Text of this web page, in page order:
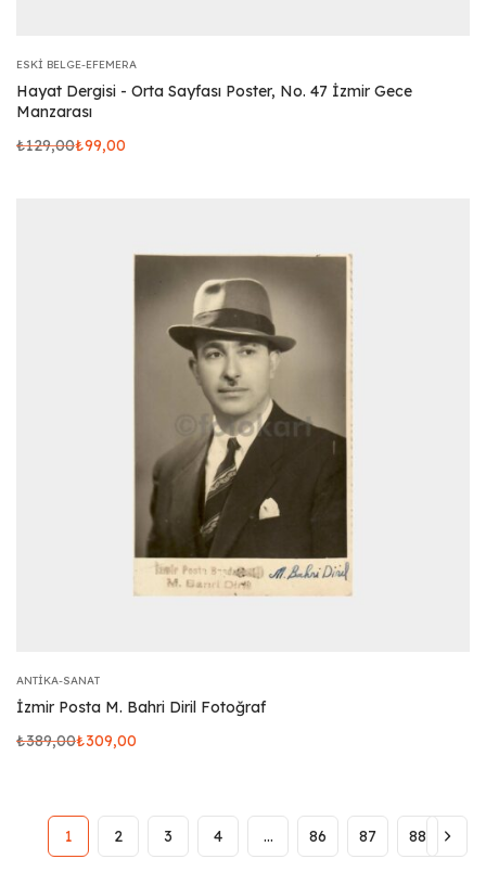
ESKI BELGE-EFEMERA
Hayat Dergisi - Orta Sayfası Poster, No. 47 İzmir Gece
Manzarası
₺129,00₺99,00
ANTIKA-SANAT
İzmir Posta M. Bahri Diril Fotoğraf
₺389,00₺309,00
1 2 3 4 … 86 87 88